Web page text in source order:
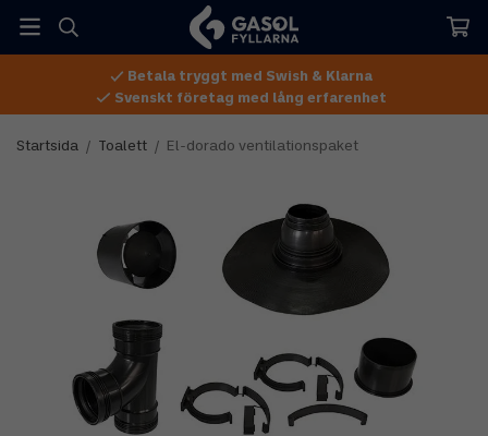
Betala tryggt med Swish & Klarna
Svenskt företag med lång erfarenhet
Startsida / Toalett / El-dorado ventilationspaket